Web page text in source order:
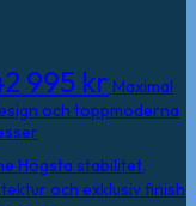
995 kr Maximal
och toppmoderna
Högsta stabilitet,
och exklusiv finish